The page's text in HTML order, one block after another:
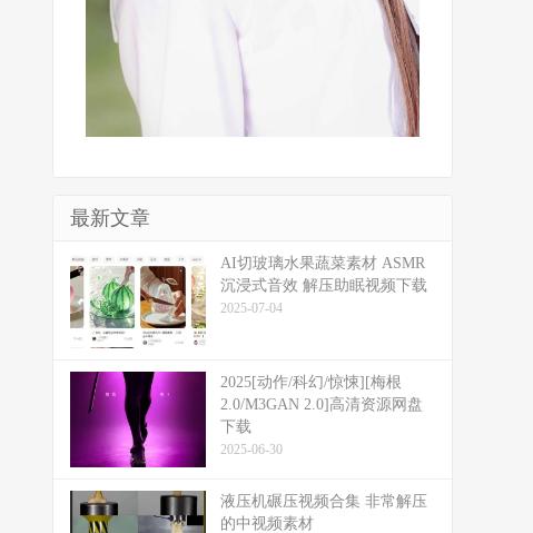
最新文章
​​AI切玻璃水果蔬菜素材 ASMR
沉浸式音效 解压助眠视频下载
2025-07-04
2025[动作/科幻/惊悚][梅根
2.0/M3GAN 2.0]高清资源网盘
下载
2025-06-30
液压机碾压视频合集 非常解压
的中视频素材